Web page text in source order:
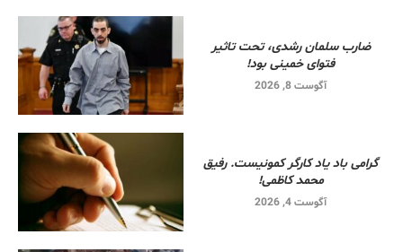
ضارب سلمان رشدی، تحت تاثیر
فتوای خمینی بود!
آگوست 8, 2026
گرامی باد یاد کارگر کمونیست. رفیق
محمد کاظمی!
آگوست 4, 2026